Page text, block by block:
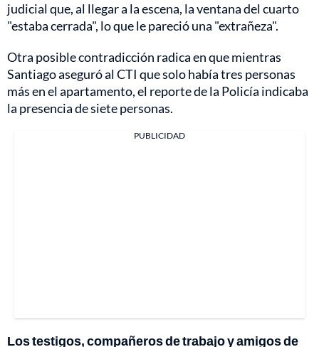
judicial que, al llegar a la escena, la ventana del cuarto
"estaba cerrada", lo que le pareció una "extrañeza".
Otra posible contradicción radica en que mientras
Santiago aseguró al CTI que solo había tres personas
más en el apartamento, el reporte de la Policía indicaba
la presencia de siete personas.
PUBLICIDAD
Los testigos, compañeros de trabajo y amigos de